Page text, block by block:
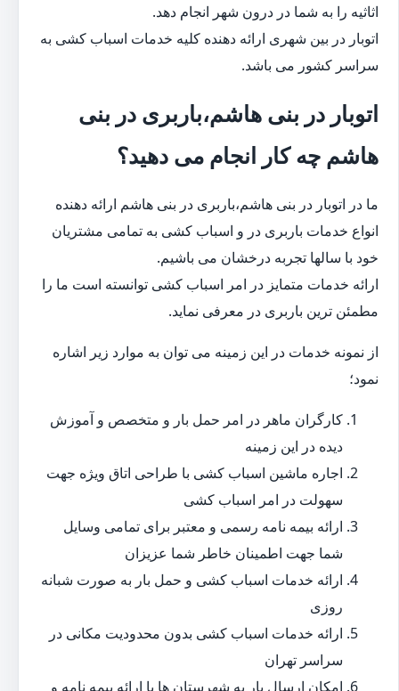
اثاثیه را به شما در درون شهر انجام دهد.
اتوبار در بین شهری ارائه دهنده کلیه خدمات اسباب کشی به
سراسر کشور می باشد.
اتوبار در بنی هاشم،باربری در بنی
هاشم چه کار انجام می دهید؟
ما در اتوبار در بنی هاشم،باربری در بنی هاشم ارائه دهنده
انواع خدمات باربری در و اسباب کشی به تمامی مشتریان
خود با سالها تجربه درخشان می باشیم.
ارائه خدمات متمایز در امر اسباب کشی توانسته است ما را
مطمئن ترین باربری در معرفی نماید.
از نمونه خدمات در این زمینه می توان به موارد زیر اشاره
نمود؛
کارگران ماهر در امر حمل بار و متخصص و آموزش
دیده در این زمینه
اجاره ماشین اسباب کشی با طراحی اتاق ویژه جهت
سهولت در امر اسباب کشی
ارائه بیمه نامه رسمی و معتبر برای تمامی وسایل
شما جهت اطمینان خاطر شما عزیزان
ارائه خدمات اسباب کشی و حمل بار به صورت شبانه
روزی
ارائه خدمات اسباب کشی بدون محدودیت مکانی در
سراسر تهران
امکان ارسال بار به شهرستان ها با ارائه بیمه نامه و